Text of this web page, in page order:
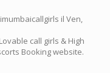
il Ven,
call girls & High
Booking website.